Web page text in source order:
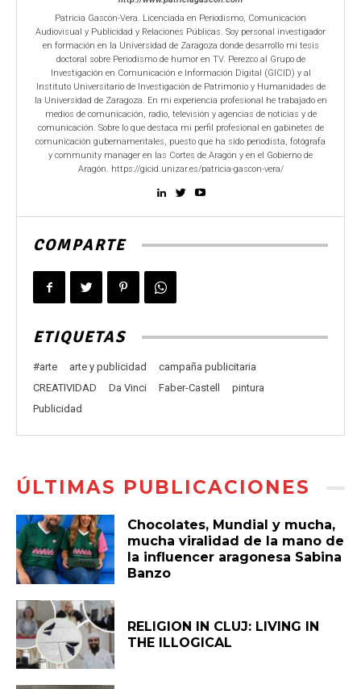
Patricia Gascón-Vera. Licenciada en Periodismo, Comunicación
Audiovisual y Publicidad y Relaciones Públicas. Soy personal investigador
en formación en la Universidad de Zaragoza donde desarrollo mi tesis
doctoral sobre Periodismo de humor en TV. Perezco al Grupo de
Investigación en Comunicación e Información Digital (GICID) y al
Instituto Universitario de Investigación de Patrimonio y Humanidades de
la Universidad de Zaragoza. En mi experiencia profesional he trabajado en
medios de comunicación, radio, televisión y agencias de noticias y de
comunicación. Sobre lo que destaca mi perfil profesional en gabinetes de
comunicación gubernamentales, puesto que ha sido periodista, fotógrafa
y community manager en las Cortes de Aragón y en el Gobierno de
Aragón. https://gicid.unizar.es/patricia-gascon-vera/
COMPARTE
ETIQUETAS
#arte arte y publicidad
campaña publicitaria
CREATIVIDAD
Da Vinci Faber-Castell
pintura
Publicidad
ÚLTIMAS PUBLICACIONES
Chocolates, Mundial y mucha,
mucha viralidad de la mano de
la influencer aragonesa Sabina
Banzo
RELIGION IN CLUJ: LIVING IN
THE ILLOGICAL